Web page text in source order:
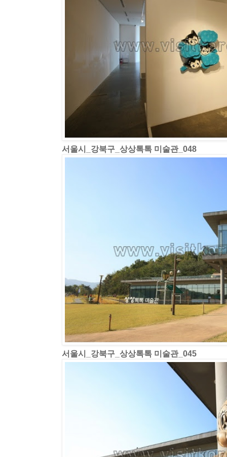
서울시_강북구_상상톡톡 미술관_048
서울시_강북구_상상톡톡 미술관_045